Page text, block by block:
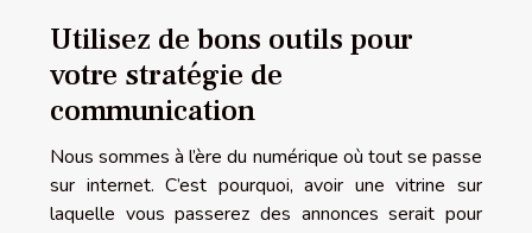
Utilisez de bons outils pour
votre stratégie de
communication
Nous sommes à l’ère du numérique où tout se passe
sur internet. C’est pourquoi, avoir une vitrine sur
laquelle vous passerez des annonces serait pour